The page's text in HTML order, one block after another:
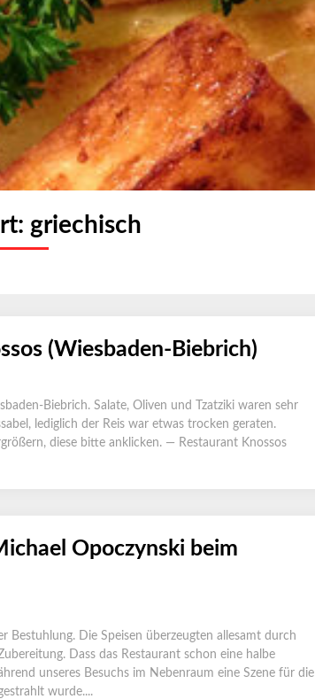
griechisch
(Wiesbaden-Biebrich)
Biebrich. Salate, Oliven und Tzatziki waren sehr
lediglich der Reis war etwas trocken geraten.
diese bitte anklicken. — Restaurant Knossos
Opoczynski beim
Bestuhlung. Die Speisen überzeugten allesamt durch
Dass das Restaurant schon eine halbe
unseres Besuchs im Nebenraum eine Szene für die
wurde....